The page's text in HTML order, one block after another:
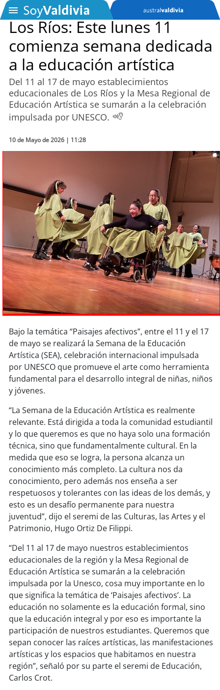
SOYTV
Podcast
Actualidad
Economía
Deportes
Tecnología
Sostenibilidad
soychile
soyarica
soyiquique
soyantofagasta
soycopiapó
soyvalparaíso
soyquillota
soy sanantonio
soychillán
soysancarlos
soytalcahuano
soycoronel
soyarauco
soytemuco
soyvaldivia
soyosorno
soypuertomontt
Los Ríos: Este lunes 11
comienza semana dedicada
a la educación artística
Del 11 al 17 de mayo establecimientos
educacionales de Los Ríos y la Mesa Regional de
Educación Artística se sumarán a la celebración
impulsada por UNESCO.
10 de Mayo de 2026 | 11:28
Bajo la temática “Paisajes afectivos”, entre el 11 y el 17
de mayo se realizará la Semana de la Educación
Artística (SEA), celebración internacional impulsada
por UNESCO que promueve el arte como herramienta
fundamental para el desarrollo integral de niñas, niños
y jóvenes.
“La Semana de la Educación Artística es realmente
relevante. Está dirigida a toda la comunidad estudiantil
y lo que queremos es que no haya solo una formación
técnica, sino que fundamentalmente cultural. En la
medida que eso se logra, la persona alcanza un
conocimiento más completo. La cultura nos da
conocimiento, pero además nos enseña a ser
respetuosos y tolerantes con las ideas de los demás, y
esto es un desafío permanente para nuestra
juventud”, dijo el seremi de las Culturas, las Artes y el
Patrimonio, Hugo Ortiz De Filippi.
“Del 11 al 17 de mayo nuestros establecimientos
educacionales de la región y la Mesa Regional de
Educación Artística se sumarán a la celebración
impulsada por la Unesco, cosa muy importante en lo
que significa la temática de ‘Paisajes afectivos’. La
educación no solamente es la educación formal, sino
que la educación integral y por eso es importante la
participación de nuestros estudiantes. Queremos que
sepan conocer las raíces artísticas, las manifestaciones
artísticas y los espacios que habitamos en nuestra
región”, señaló por su parte el seremi de Educación,
Carlos Crot.